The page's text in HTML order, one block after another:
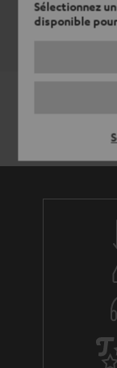
Sélectionnez
disponibler
v
n
Vue